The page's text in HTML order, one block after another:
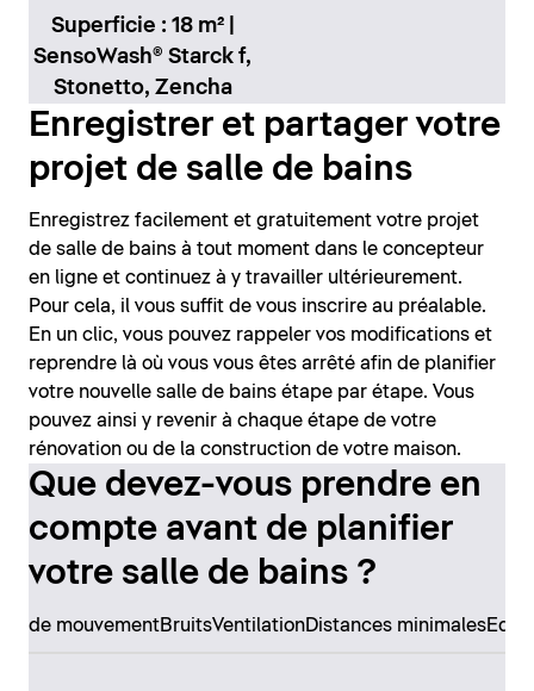
Superficie : 18 m² |
SensoWash® Starck f,
Stonetto, Zencha
Enregistrer et partager votre
projet de salle de bains
Enregistrez facilement et gratuitement votre projet
de salle de bains à tout moment dans le concepteur
en ligne et continuez à y travailler ultérieurement.
Pour cela, il vous suffit de vous inscrire au préalable.
En un clic, vous pouvez rappeler vos modifications et
reprendre là où vous vous êtes arrêté afin de planifier
votre nouvelle salle de bains étape par étape. Vous
pouvez ainsi y revenir à chaque étape de votre
rénovation ou de la construction de votre maison.
Que devez-vous prendre en
compte avant de planifier
votre salle de bains ?
de mouvementBruitsVentilationDistances minimales